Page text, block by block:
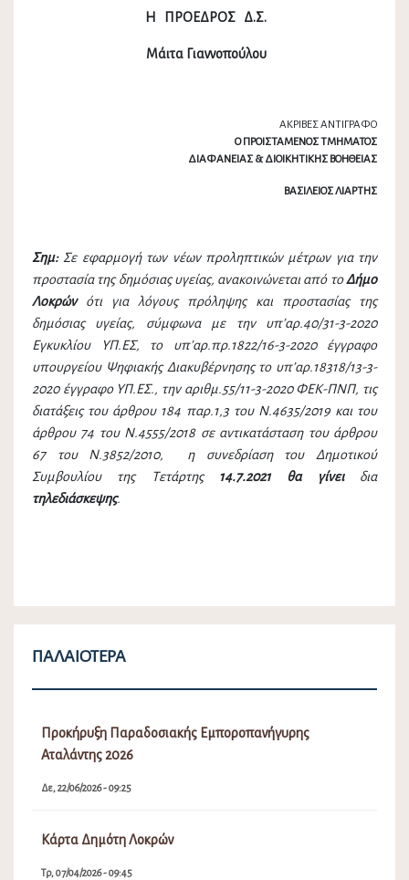
Η ΠΡΟΕΔΡΟΣ Δ.Σ.
Μάιτα Γιαννοπούλου
ΑΚΡΙΒΕΣ ΑΝΤΙΓΡΑΦΟ
Ο ΠΡΟΙΣΤΑΜΕΝΟΣ ΤΜΗΜΑΤΟΣ
ΔΙΑΦΑΝΕΙΑΣ & ΔΙΟΙΚΗΤΙΚΗΣ ΒΟΗΘΕΙΑΣ
ΒΑΣΙΛΕΙΟΣ ΛΙΑΡΤΗΣ
Σημ:Σε εφαρμογή των νέων προληπτικών μέτρων για την
προστασία της δημόσιας υγείας, ανακοινώνεται από τοΔήμο
Λοκρώνότι για λόγους πρόληψης και προστασίας της
δημόσιας υγείας, σύμφωνα με την υπ’αρ.40/31-3-2020
Εγκυκλίου ΥΠ.ΕΣ, το υπ’αρ.πρ.1822/16-3-2020 έγγραφο
υπουργείου Ψηφιακής Διακυβέρνησης το υπ’αρ.18318/13-3-
2020 έγγραφο ΥΠ.ΕΣ., την αριθμ.55/11-3-2020 ΦΕΚ-ΠΝΠ, τις
διατάξεις του άρθρου 184 παρ.1,3 του Ν.4635/2019 και του
άρθρου 74 του Ν.4555/2018 σε αντικατάσταση του άρθρου
67 του Ν.3852/2010, η συνεδρίαση του Δημοτικού
Συμβουλίου της Τετάρτης 14.7.2021 θα γίνει δια
τηλεδιάσκεψης.
ΠΑΛΑΙΌΤΕΡΑ
Προκήρυξη Παραδοσιακής Εμποροπανήγυρης
Αταλάντης 2026
Δε, 22/06/2026 - 09:25
Κάρτα Δημότη Λοκρών
Τρ, 07/04/2026 - 09:45